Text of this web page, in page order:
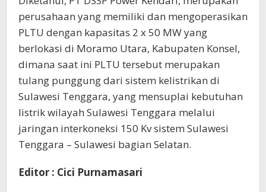
perusahaan yang memiliki dan mengoperasikan
PLTU dengan kapasitas 2 x 50 MW yang
berlokasi di Moramo Utara, Kabupaten Konsel,
dimana saat ini PLTU tersebut merupakan
tulang punggung dari sistem kelistrikan di
Sulawesi Tenggara, yang mensuplai kebutuhan
listrik wilayah Sulawesi Tenggara melalui
jaringan interkoneksi 150 Kv sistem Sulawesi
Tenggara – Sulawesi bagian Selatan.
Editor : Cici Purnamasari